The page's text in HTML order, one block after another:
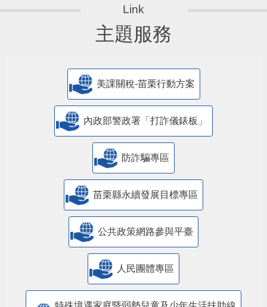
主題服務
美課關稅-苗栗行動方案
內政部警政署「打詐儀錶板」
防詐騙專區
苗栗縣永續發展目標專區
公共政策網路參與平臺
人民團體專區